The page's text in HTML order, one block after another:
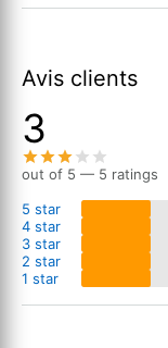
Avis clients
3
out of 5 — 5 ratings
5 star
4 star
3 star
2 star
1 star